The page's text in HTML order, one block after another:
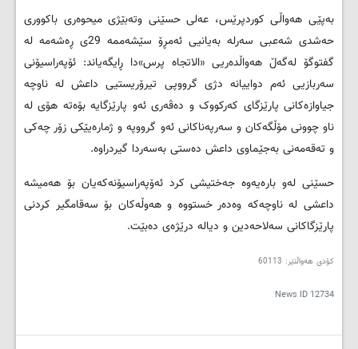
بەپێی هەواڵی کوردپرێس، عەلی حسێنی وتەبێژی میحوەری باکووری
حەشدی شەعبی سەرلە بەیانیی ئەمڕۆ سێشەممە 29ی ڕەشەمە لە
گفتوگۆ لەگەڵ هەواڵدەریی «الاتجاە پرس»دا ڕایگەیاند: ئۆپەراسیۆنی
سەربازیی ئەم دواییانە دژی گرووپی تیرۆریستیی داعش لە ناوچە
جیاوازەکانی پارێزگای کەرکووک و دەڤەری ئەو پارێزگایە بۆەتە هۆی لە
ناو چوونی مۆڵگەکان و سەرپەناکانی ئەو گرووپە و ژمارەیێکی زۆر چەکی
و تەقەمەنی بەجێماوی داعش دەستی بەسەردا گیردراوە.
حسێنی لەو بارەیەوە جەختیشی کرد ئەۆپەراسیۆنەکەیان بۆ هەمیشە
داعشی لە ناوچەکە وەدەر خستووە و هەوڵەکان بۆ سەقامگیر کردنی
پارێزگاکانی سەلاحەدین و دیالە درێژەی دەبێت.
کۆدی هەواڵنێر: 60113
News ID 12734